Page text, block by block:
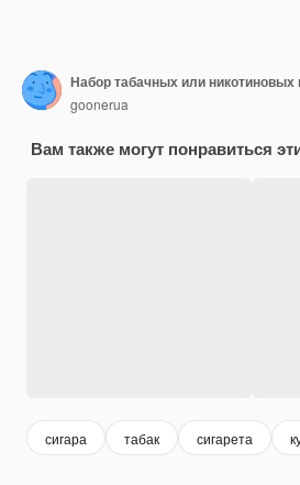
goonerua
Вам также могут понравиться
сигара табак сигарета